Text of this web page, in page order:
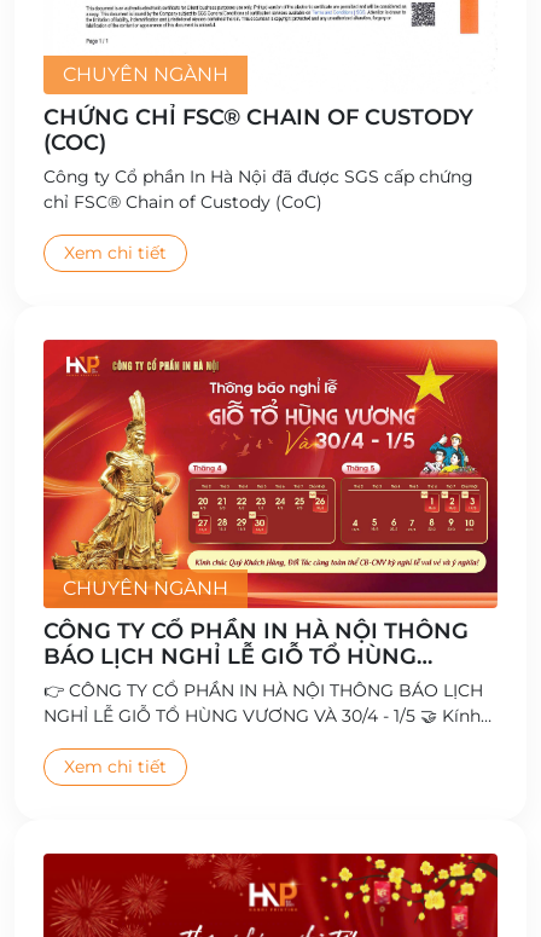
CHUYÊN NGÀNH
CHỨNG CHỈ FSC® CHAIN OF CUSTODY
(COC)
Công ty Cổ phần In Hà Nội đã được SGS cấp chứng
chỉ FSC® Chain of Custody (CoC)
Xem chi tiết
CHUYÊN NGÀNH
CÔNG TY CỔ PHẦN IN HÀ NỘI THÔNG
BÁO LỊCH NGHỈ LỄ GIỖ TỔ HÙNG
VƯƠNG VÀ 30/4 - 1/5
👉 CÔNG TY CỔ PHẦN IN HÀ NỘI THÔNG BÁO LỊCH
NGHỈ LỄ GIỖ TỔ HÙNG VƯƠNG VÀ 30/4 - 1/5 🤝 Kính
- Công nhân viên có kỳ nghỉ lễ vui vẻ và ý nghĩa 🥰
Xem chi tiết